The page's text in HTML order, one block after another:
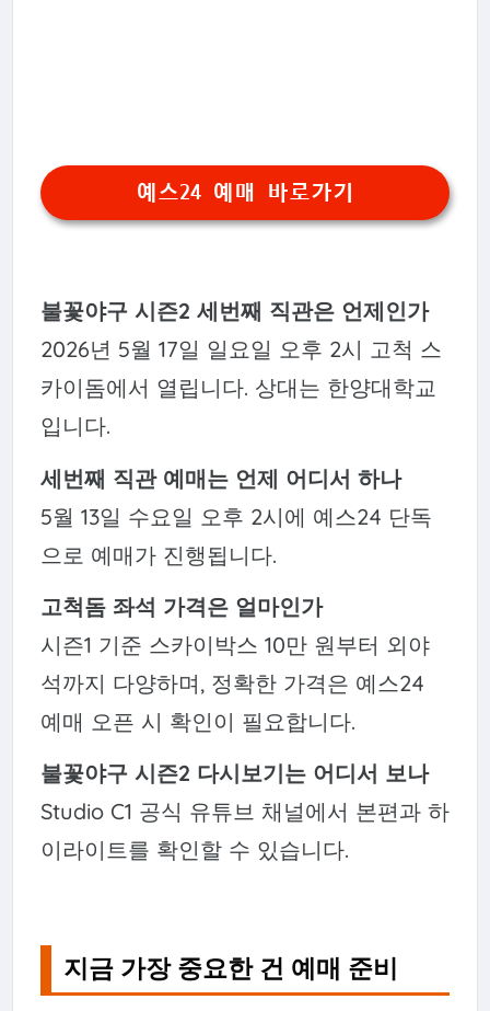
예스24 예매 바로가기
불꽃야구 시즌2 세번째 직관은 언제인가
2026년 5월 17일 일요일 오후 2시 고척 스
카이돔에서 열립니다. 상대는 한양대학교
입니다.
세번째 직관 예매는 언제 어디서 하나
5월 13일 수요일 오후 2시에 예스24 단독
으로 예매가 진행됩니다.
고척돔 좌석 가격은 얼마인가
시즌1 기준 스카이박스 10만 원부터 외야
석까지 다양하며, 정확한 가격은 예스24
예매 오픈 시 확인이 필요합니다.
불꽃야구 시즌2 다시보기는 어디서 보나
Studio C1 공식 유튜브 채널에서 본편과 하
이라이트를 확인할 수 있습니다.
지금 가장 중요한 건 예매 준비